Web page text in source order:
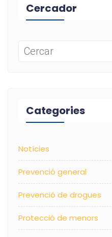
Cercador
Categories
Notícies
Prevenció general
Prevenció de drogues
Protecció de menors